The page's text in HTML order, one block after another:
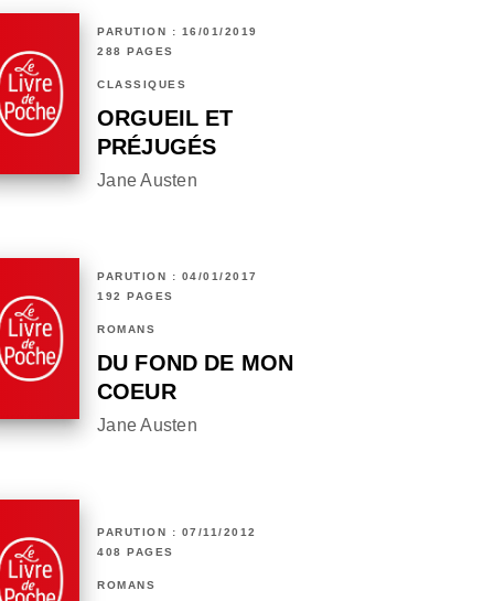
PARUTION : 16/01/2019
288 PAGES
CLASSIQUES
ORGUEIL ET
PRÉJUGÉS
Jane Austen
PARUTION : 04/01/2017
192 PAGES
ROMANS
DU FOND DE MON
COEUR
Jane Austen
PARUTION : 07/11/2012
408 PAGES
ROMANS